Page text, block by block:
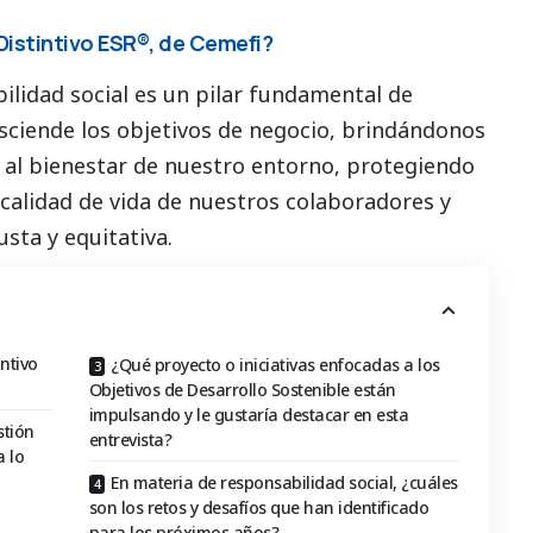
ESR®, de Cemefi?
social es un pilar fundamental de
los objetivos de negocio, brindándonos
bienestar de nuestro entorno, protegiendo
de vida de nuestros colaboradores y
y equitativa.
lo
¿Qué proyecto o iniciativas enfocadas a los
Objetivos de Desarrollo Sostenible están
impulsando y le gustaría destacar en esta
entrevista?
En materia de responsabilidad social, ¿cuáles
son los retos y desafíos que han identificado